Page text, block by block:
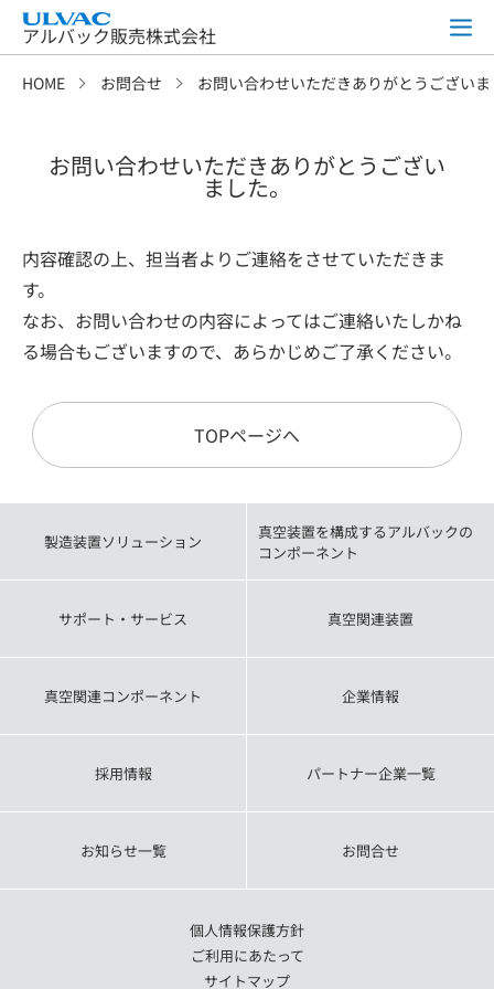
アルバック販売株式会社
HOME お問合せ お問い合わせいただきありがとうござい
お問い合わせいただきありがとうござい
ました。
内容確認の上、担当者よりご連絡をさせていただきま
す。
なお、お問い合わせの内容によってはご連絡いたしかね
る場合もございますので、あらかじめご了承ください。
TOPページへ
製造装置ソリューション
真空装置を構成するアルバックの
コンポーネント
サポート・サービス 真空関連装置
真空関連コンポーネント 企業情報
採用情報 パートナー企業一覧
お知らせ一覧 お問合せ
個人情報保護方針
ご利用にあたって
サイトマップ